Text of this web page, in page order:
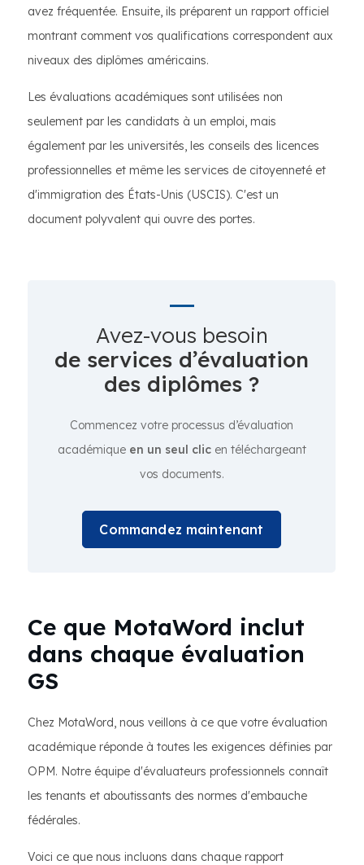
avez fréquentée. Ensuite, ils préparent un rapport officiel
montrant comment vos qualifications correspondent aux
niveaux des diplômes américains.
Les évaluations académiques sont utilisées non
seulement par les candidats à un emploi, mais
également par les universités, les conseils des licences
professionnelles et même les services de citoyenneté et
d'immigration des États-Unis (USCIS). C'est un
document polyvalent qui ouvre des portes.
Avez-vous besoin
de services d’évaluation
des diplômes ?
Commencez votre processus d’évaluation
académiqueen un seul clicen téléchargeant
vos documents.
Commandez maintenant
Ce que MotaWord inclut
dans chaque évaluation
GS
Chez MotaWord, nous veillons à ce que votre évaluation
académique réponde à toutes les exigences définies par
OPM. Notre équipe d'évaluateurs professionnels connaît
les tenants et aboutissants des normes d'embauche
fédérales.
Voici ce que nous incluons dans chaque rapport